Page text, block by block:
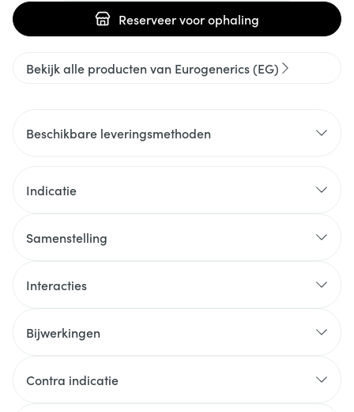
Reserveervoor ophaling
Bekijk alle producten van Eurogenerics (EG)
Beschikbare leveringsmethoden
Indicatie
Samenstelling
Interacties
Bijwerkingen
Contra indicatie